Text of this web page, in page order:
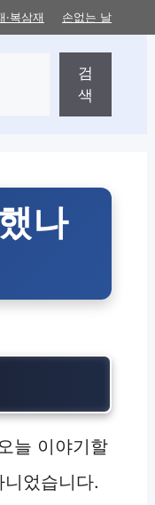
·복삼재 손없는 날
검
색
나
늘 이야기할
었습니다.